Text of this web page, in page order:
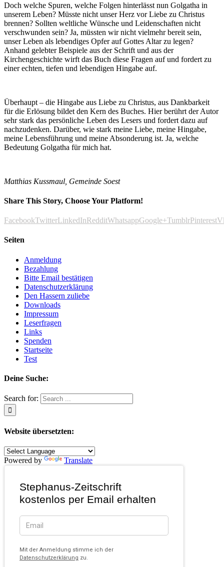
Doch welche Spuren, welche Folgen hinterlässt nun Golgatha in
unserem Leben? Müsste nicht unser Herz vor Liebe zu Christus
brennen? Sollten weltliche Wünsche und Leidenschaften nicht
verschwunden sein? Ja, müssten wir nicht vielmehr bereit sein,
unser Leben als lebendiges Opfer auf Gottes Altar zu legen?
Anhand gelebter Beispiele aus der Schrift und aus der
Kirchengeschichte wirft das Buch diese Fragen auf und fordert zu
einer echten, tiefen und lebendigen Hingabe auf.
Überhaupt – die Hingabe aus Liebe zu Christus, aus Dankbarkeit
für die Erlösung bildet den Kern des Buches. Hier berührt der Autor
sehr stark das persönliche Leben des Lesers und fordert dazu auf
nachzudenken. Darüber, wie stark meine Liebe, meine Hingabe,
meine Lebensführung und meine Absonderung ist. Ja, welche
Bedeutung Golgatha für mich hat.
Matthias Kussmaul, Gemeinde Soest
Share This Story, Choose Your Platform!
FacebookTwitterLinkedInRedditWhatsappGoogle+TumblrPinterest
Seiten
Anmeldung
Bezahlung
Bitte Email bestätigen
Datenschutzerklärung
Den Hassern zuliebe
Downloads
Impressum
Leserfragen
Links
Spenden
Startseite
Test
Deine Suche:
Search for:
Website übersetzten:
Powered by Translate